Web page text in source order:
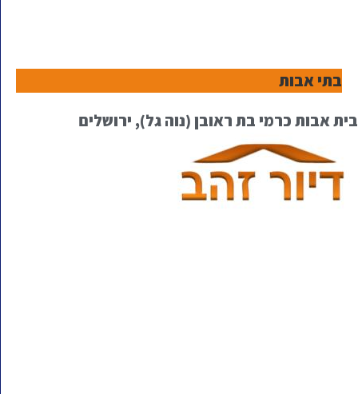
בתי אבות
בית אבות כרמי בת ראובן (נוה גל), ירושלים